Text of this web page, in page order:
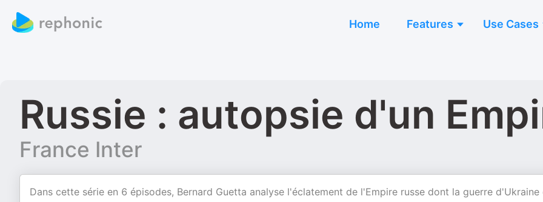
Home Features Use Cases
Russie : autopsie d'un
France Inter
Dans cette série en 6 épisodes, Bernard Guetta analyse l'éclatement de l'Empire russe dont la guerre d'Ukraine